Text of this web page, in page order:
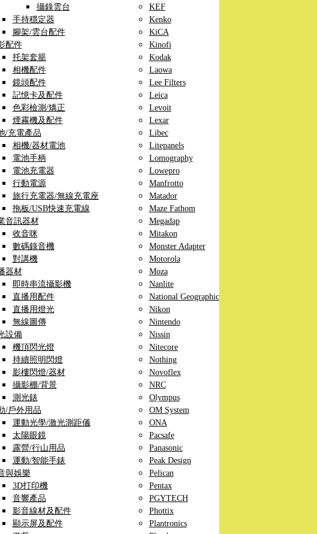
攝錄雲台
手持穩定器
腳架/雲台配件
配件
托架套籠
相機配件
鏡頭配件
記憶卡及配件
色彩檢測/矯正
煙霧機及配件
/充電產品
相機/器材電池
電池手柄
電池充電器
行動電源
旅行充電器/無線充電座
拖板/USB快速充電線
音訊器材
收音咪
數碼錄音機
對講機
器材
即時串流攝影機
直播用配件
直播用燈光
無線圖傳
設備
機頂閃光燈
持續照明閃燈
影樓閃燈/器材
攝影棚/背景
測光錶
/戶外用品
運動光學/激光測距儀
太陽眼鏡
露營/行山用品
運動/智能手錶
與娛樂
3D打印機
音響產品
影音線材及配件
顯示屏及配件
KEF
Kenko
KiCA
Kinofi
Kodak
Laowa
Lee Filters
Leica
Levoit
Lexar
Libec
Litepanels
Lomography
Lowepro
Manfrotto
Matador
Maze Fathom
Megadap
Mitakon
Monster Adapter
Motorola
Moza
Nanlite
National Geographic
Nikon
Nintendo
Nissin
Nitecore
Nothing
Novoflex
NRC
Olympus
OM System
ONA
Pacsafe
Panasonic
Peak Design
Pelican
Pentax
PGYTECH
Phottix
Plantronics